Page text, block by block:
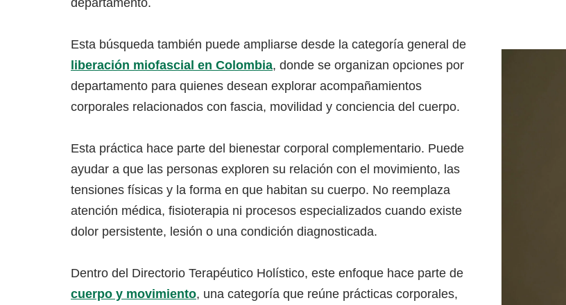
departamento.
Esta búsqueda también puede ampliarse desde la categoría general de
liberación miofascial en Colombia, donde se organizan opciones por
departamento para quienes desean explorar acompañamientos
corporales relacionados con fascia, movilidad y conciencia del cuerpo.
Esta práctica hace parte del bienestar corporal complementario. Puede
ayudar a que las personas exploren su relación con el movimiento, las
tensiones físicas y la forma en que habitan su cuerpo. No reemplaza
atención médica, fisioterapia ni procesos especializados cuando existe
dolor persistente, lesión o una condición diagnosticada.
Dentro del Directorio Terapéutico Holístico, este enfoque hace parte de
cuerpo y movimiento, una categoría que reúne prácticas corporales,